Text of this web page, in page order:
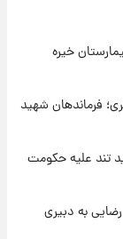
جزئیات اعلام
خیره
فرماندهان شهید
تند علیه حکومت
به دبیری